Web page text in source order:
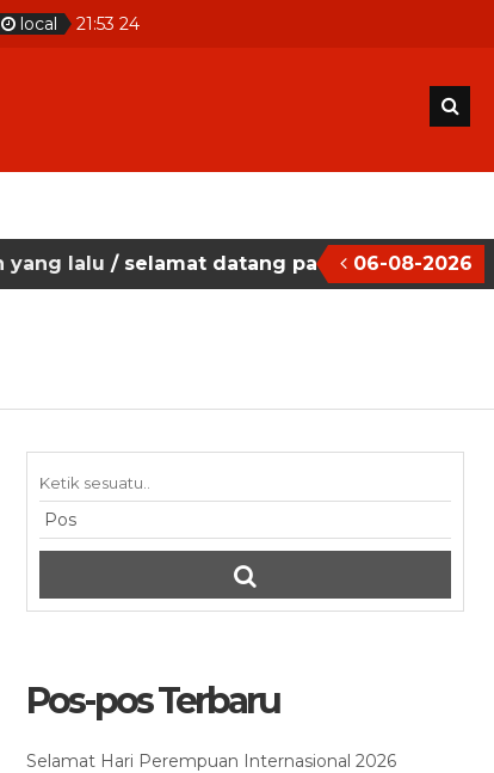
local 21:53 25
06-08-2026
datang pada situs website sekolah
Pos-pos Terbaru
Selamat Hari Perempuan Internasional 2026